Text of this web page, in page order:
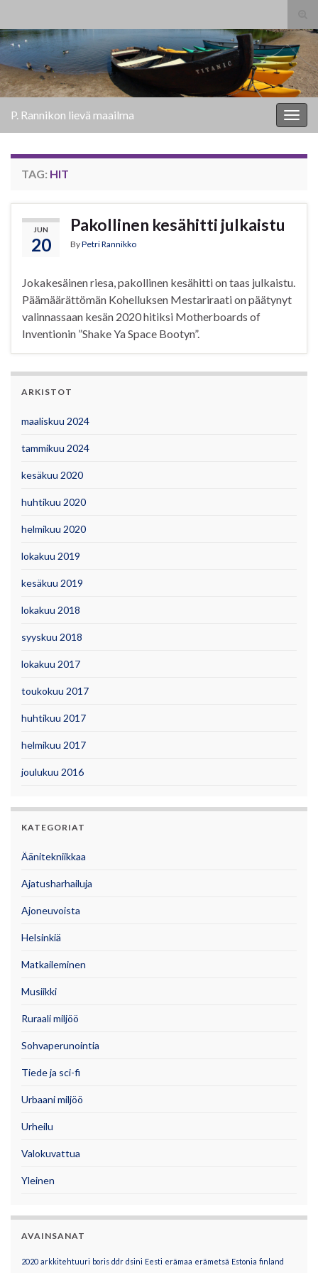
Search for:
P. Rannikon lievä maailma
TAG: HIT
JUN
20
Pakollinen kesähitti julkaistu
ByPetri Rannikko
Jokakesäinen riesa, pakollinen kesähitti on taas julkaistu.
Päämäärättömän Kohelluksen Mestariraati on päätynyt
valinnassaan kesän 2020 hitiksi Motherboards of
Inventionin ”Shake Ya Space Bootyn”.
ARKISTOT
maaliskuu 2024
tammikuu 2024
kesäkuu 2020
huhtikuu 2020
helmikuu 2020
lokakuu 2019
kesäkuu 2019
lokakuu 2018
syyskuu 2018
lokakuu 2017
toukokuu 2017
huhtikuu 2017
helmikuu 2017
joulukuu 2016
KATEGORIAT
Äänitekniikkaa
Ajatusharhailuja
Ajoneuvoista
Helsinkiä
Matkaileminen
Musiikki
Ruraali miljöö
Sohvaperunointia
Tiede ja sci-fi
Urbaani miljöö
Urheilu
Valokuvattua
Yleinen
AVAINSANAT
2020 arkkitehtuuri boris ddr dsini Eesti erämaa erämetsä Estonia finland